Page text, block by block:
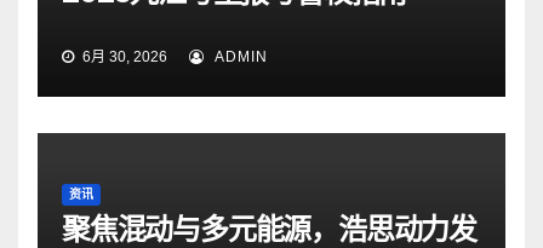
6月 30, 2026 ADMIN
资讯
聚焦混动与多元能源，浩思动力发